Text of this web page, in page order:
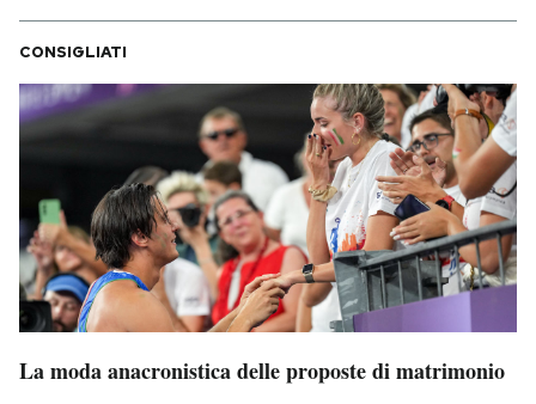
CONSIGLIATI
La moda anacronistica delle proposte di matrimonio